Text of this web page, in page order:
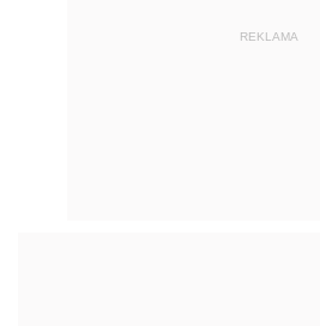
REKLAMA